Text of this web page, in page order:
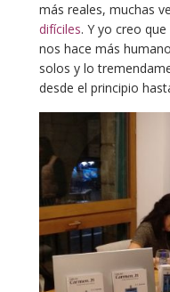
más reales, muchas
difíciles. Y yo creo
nos hace más
solos y lo
desde el principio